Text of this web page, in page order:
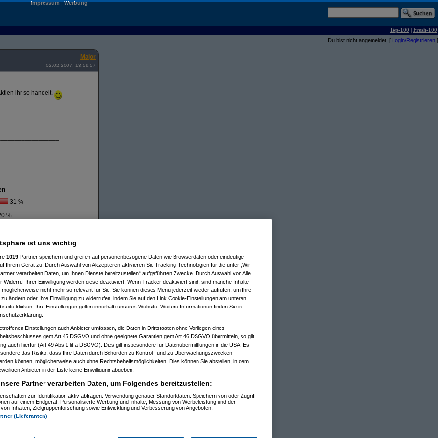
Impressum|Werbung
Top-100 | Fresh-100
Du bist nicht angemeldet. [ Login/Registrieren ]
Major
02.02.2007, 13:59:57
ihr so handelt.
31 %
%
ist uns wichtig
1019-Partner speichern und greifen auf personenbezogene Daten wie Browserdaten oder eindeutige
Ihrem Gerät zu. Durch Auswahl von Akzeptieren aktivieren Sie Tracking-Technologien für die unter „Wir
verarbeiten Daten, um Ihnen Dienste bereitzustellen“ aufgeführten Zwecke. Durch Auswahl von Alle
Widerruf Ihrer Einwilligung werden diese deaktiviert. Wenn Tracker deaktiviert sind, sind manche Inhalte
möglicherweise nicht mehr so relevant für Sie. Sie können dieses Menü jederzeit wieder aufrufen, um Ihre
zu ändern oder Ihre Einwilligung zu widerrufen, indem Sie auf den Link Cookie-Einstellungen am unteren
klicken. Ihre Einstellungen gelten innerhalb unseres Website. Weitere Informationen finden Sie in
Einstellungen auch Anbieter umfassen, die Daten in Drittstaaten ohne Vorliegen eines
gem Art 45 DSGVO und ohne geeignete Garantien gem Art 46 DSGVO übermitteln, so gilt
auch hierfür (Art 49 Abs 1 lit a DSGVO). Dies gilt insbesondere für Datenübermittlungen in die USA. Es
das Risiko, dass Ihre Daten durch Behörden zu Kontroll- und zu Überwachungszwecken
können, möglicherweise auch ohne Rechtsbehelfsmöglichkeiten. Dies können Sie abstellen, in dem
Anbieter in der Liste keine Einwilligung abgeben.
Partner verarbeiten Daten, um Folgendes bereitzustellen:
zur Identifikation aktiv abfragen. Verwendung genauer Standortdaten. Speichern von oder Zugriff
auf einem Endgerät. Personalisierte Werbung und Inhalte, Messung von Werbeleistung und der
Inhalten, Zielgruppenforschung sowie Entwicklung und Verbesserung von Angeboten.
(Lieferanten)